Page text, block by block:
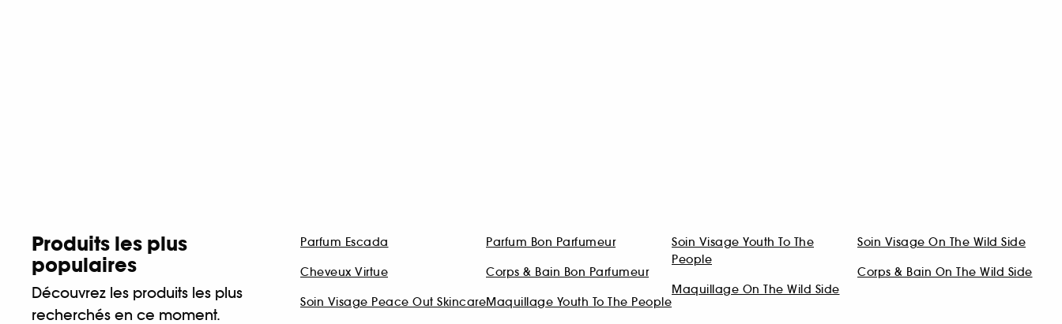
Produits les plus
populaires
Découvrez les produits les plus
recherchés en ce moment.
Parfum Escada
Cheveux Virtue
Soin Visage Peace Out Skincare
Parfum Bon Parfumeur
Corps & Bain Bon Parfumeur
Maquillage Youth To The People
Soin Visage Youth To The
People
Maquillage On The Wild Side
Soin Visage On The Wild Side
Corps & Bain On The Wild Side